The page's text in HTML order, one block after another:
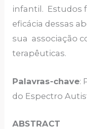
infantil. Estudos
eficácia dessas
sua associação
terapêuticas.
Palavras-chave:
do Espectro
ABSTRACT